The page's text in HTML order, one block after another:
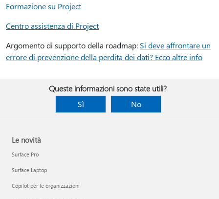
Formazione su Project
Centro assistenza di Project
Argomento di supporto della roadmap: Si deve affrontare un
errore di prevenzione della perdita dei dati? Ecco altre info
Queste informazioni sono state utili?
Sì
No
Le novità
Surface Pro
Surface Laptop
Copilot per le organizzazioni